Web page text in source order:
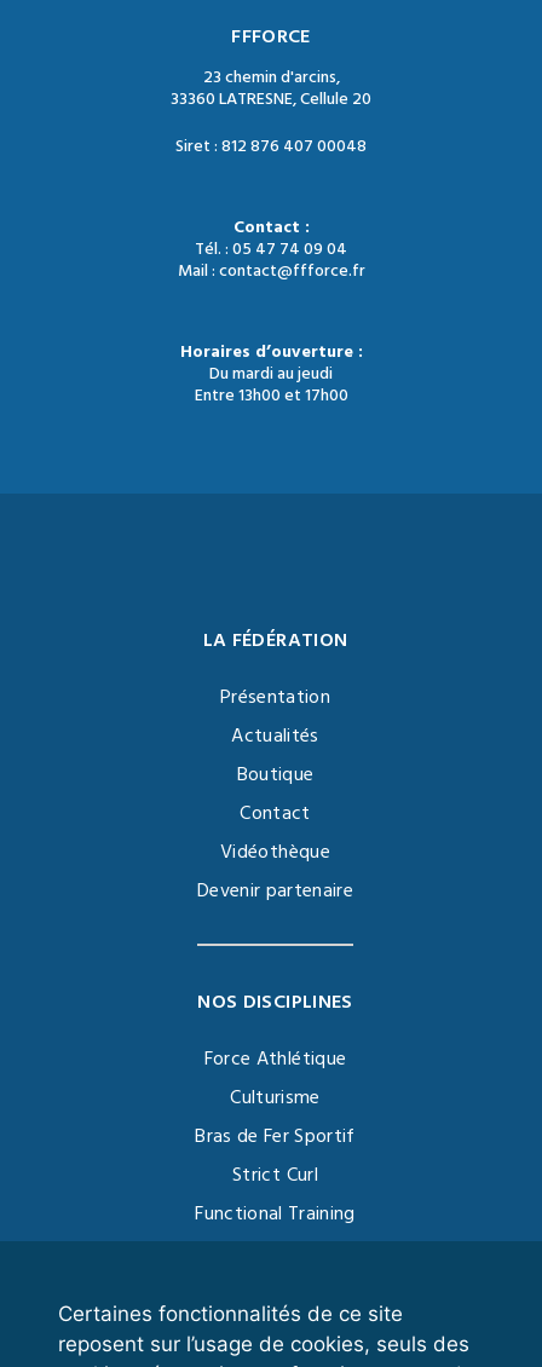
Certaines fonctionnalités de ce site
reposent sur l’usage de cookies, seuls des
FFFORCE
23 chemin d'arcins,
33360 LATRESNE, Cellule 20
Siret : 812 876 407 00048
Contact :
Tél. : 05 47 74 09 04
Mail : contact@ffforce.fr
Horaires d’ouverture :
Du mardi au jeudi
Entre 13h00 et 17h00
LA FÉDÉRATION
Présentation
Actualités
Boutique
Contact
Vidéothèque
Devenir partenaire
NOS DISCIPLINES
Force Athlétique
Culturisme
Bras de Fer Sportif
Strict Curl
Functional Training